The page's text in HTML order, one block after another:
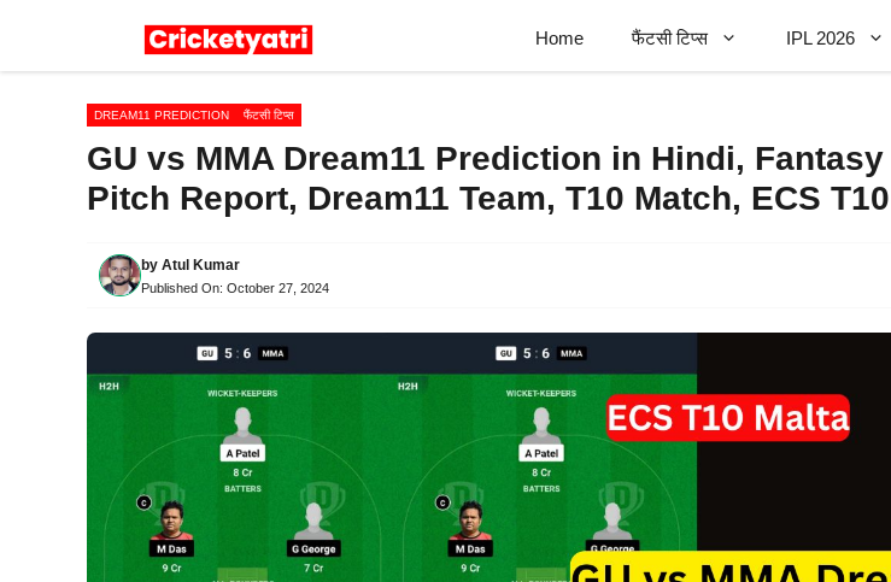
Home फैंटसी टिप्स IPL 2026
DREAM11 PREDICTION फैंटसी टिप्स
GU vs MMA Dream11 Prediction in Hindi,
Pitch Report, Dream11 Team, T10 Match, ECS
by Atul Kumar
Published On: October 27, 2024